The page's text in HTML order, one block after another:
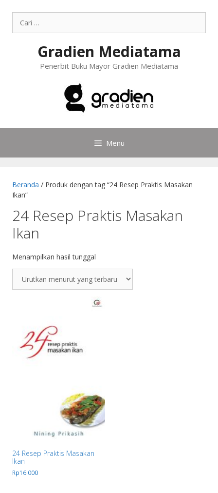
Gradien Mediatama
Penerbit Buku Mayor Gradien Mediatama
Menu
Beranda / Produk dengan tag “24 Resep Praktis Masakan
Ikan”
24 Resep Praktis Masakan
Ikan
Menampilkan hasil tunggal
24 Resep Praktis Masakan
Ikan
Rp16.000